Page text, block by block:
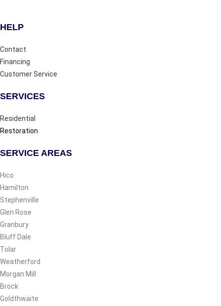
HELP
Contact
Financing
Customer Service
SERVICES
Residential
Restoration
SERVICE AREAS
Hico
Hamilton
Stephenville
Glen Rose
Granbury
Bluff Dale
Tolar
Weatherford
Morgan Mill
Brock
Goldthwaite